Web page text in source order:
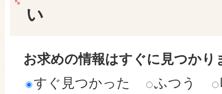
い
お求めの情報はすぐに見つかり
すぐ見つかった
ふつう